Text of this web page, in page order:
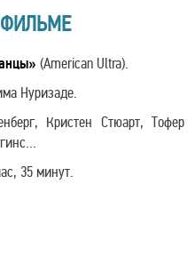
(American Ultra).
Нуризаде.
Кристен Стюарт, Тофер
35 минут.